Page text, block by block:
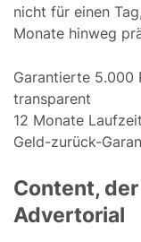
nicht für einen
Monate hinweg
Garantierte 5.000
transparent
12 Monate
Geld-zurück-
Content,
Advertorial